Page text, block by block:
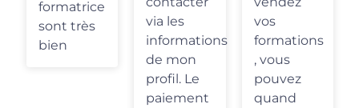
formatrice
sont très
bien
via les
informations
de mon
profil. Le
paiement
vos
formations
, vous
pouvez
quand